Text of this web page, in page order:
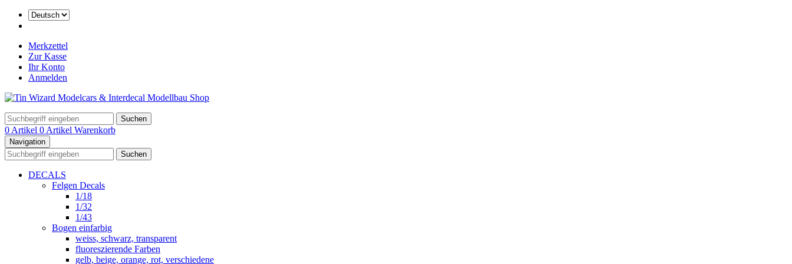
Merkzettel
Zur Kasse
Ihr Konto
Anmelden
Suchen
0 Artikel 0 Artikel Warenkorb
Navigation
Suchen
DECALS
Felgen Decals
1/18
1/32
1/43
Bogen einfarbig
weiss, schwarz, transparent
fluoreszierende Farben
gelb, beige, orange, rot, verschiedene